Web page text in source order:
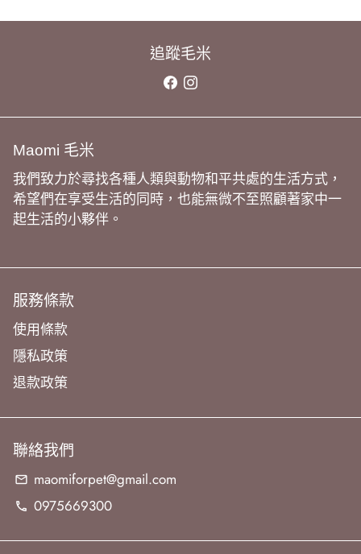
追蹤毛米
Maomi 毛米
我們致力於尋找各種人類與動物和平共處的生活方式，
希望們在享受生活的同時，也能無微不至照顧著家中一
起生活的小夥伴。
服務條款
使用條款
隱私政策
退款政策
聯絡我們
email maomiforpet@gmail.com
phone 0975669300